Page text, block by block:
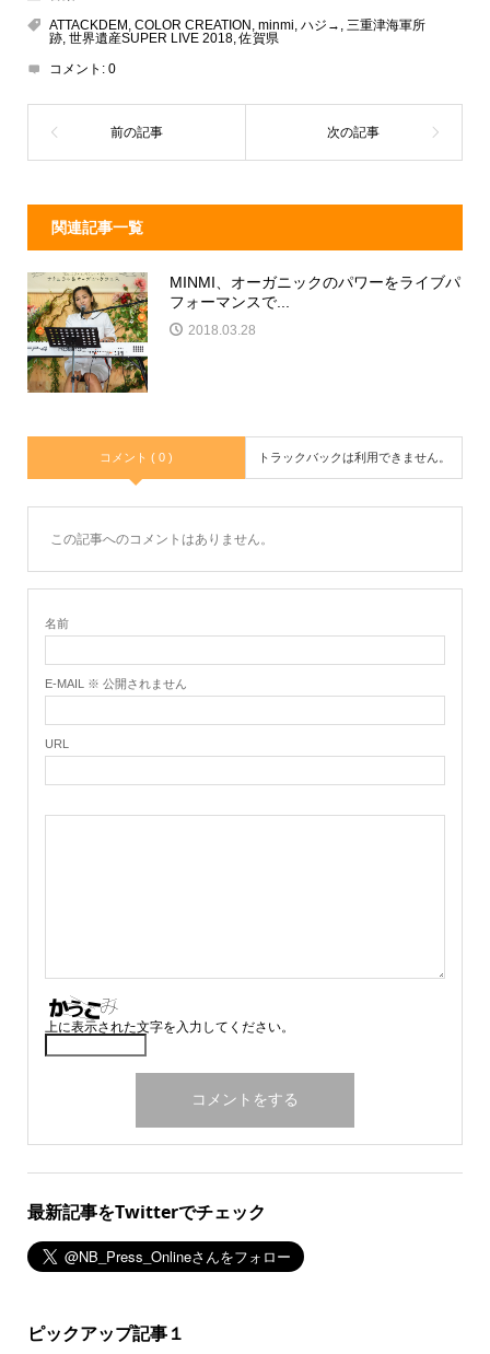
a
d
s
n
e
o
k
ATTACKDEM , COLOR CREATION , minmi, ハジ→ , 三重津海軍所
跡, 世界遺産SUPER LIVE 2018,佐賀県
コメント: 0
関連記事一覧
MINMI、オーガニックのパワーをライブパ
フォーマンスで...
2018.03.28
コメント ( 0 ) トラックバックは利用できません。
この記事へのコメントはありません。
名前
E-MAIL ※ 公開されません
URL
上に表示された文字を入力してください。
最新記事をTwitterでチェック
ピックアップ記事１